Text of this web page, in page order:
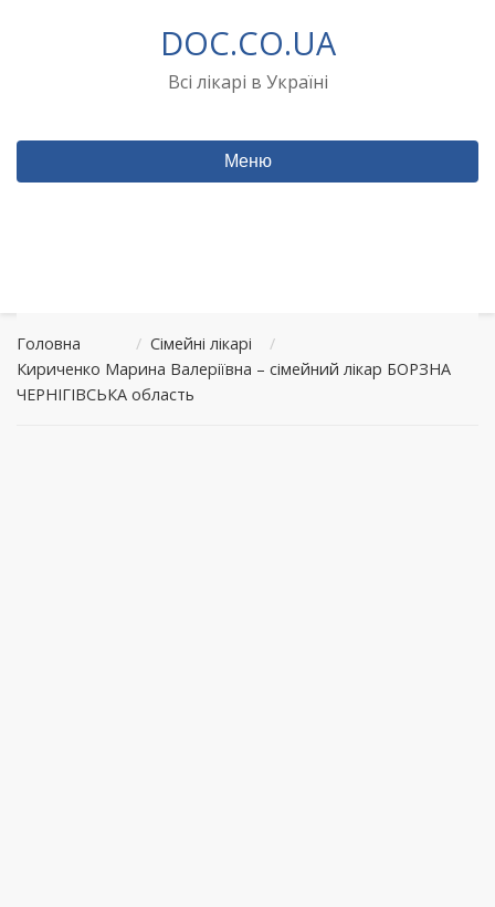
DOC.CO.UA
Всі лікарі в Україні
Меню
Головна / Сімейні лікарі
/
Кириченко Марина Валеріївна – сімейний лікар БОРЗНА
ЧЕРНІГІВСЬКА область